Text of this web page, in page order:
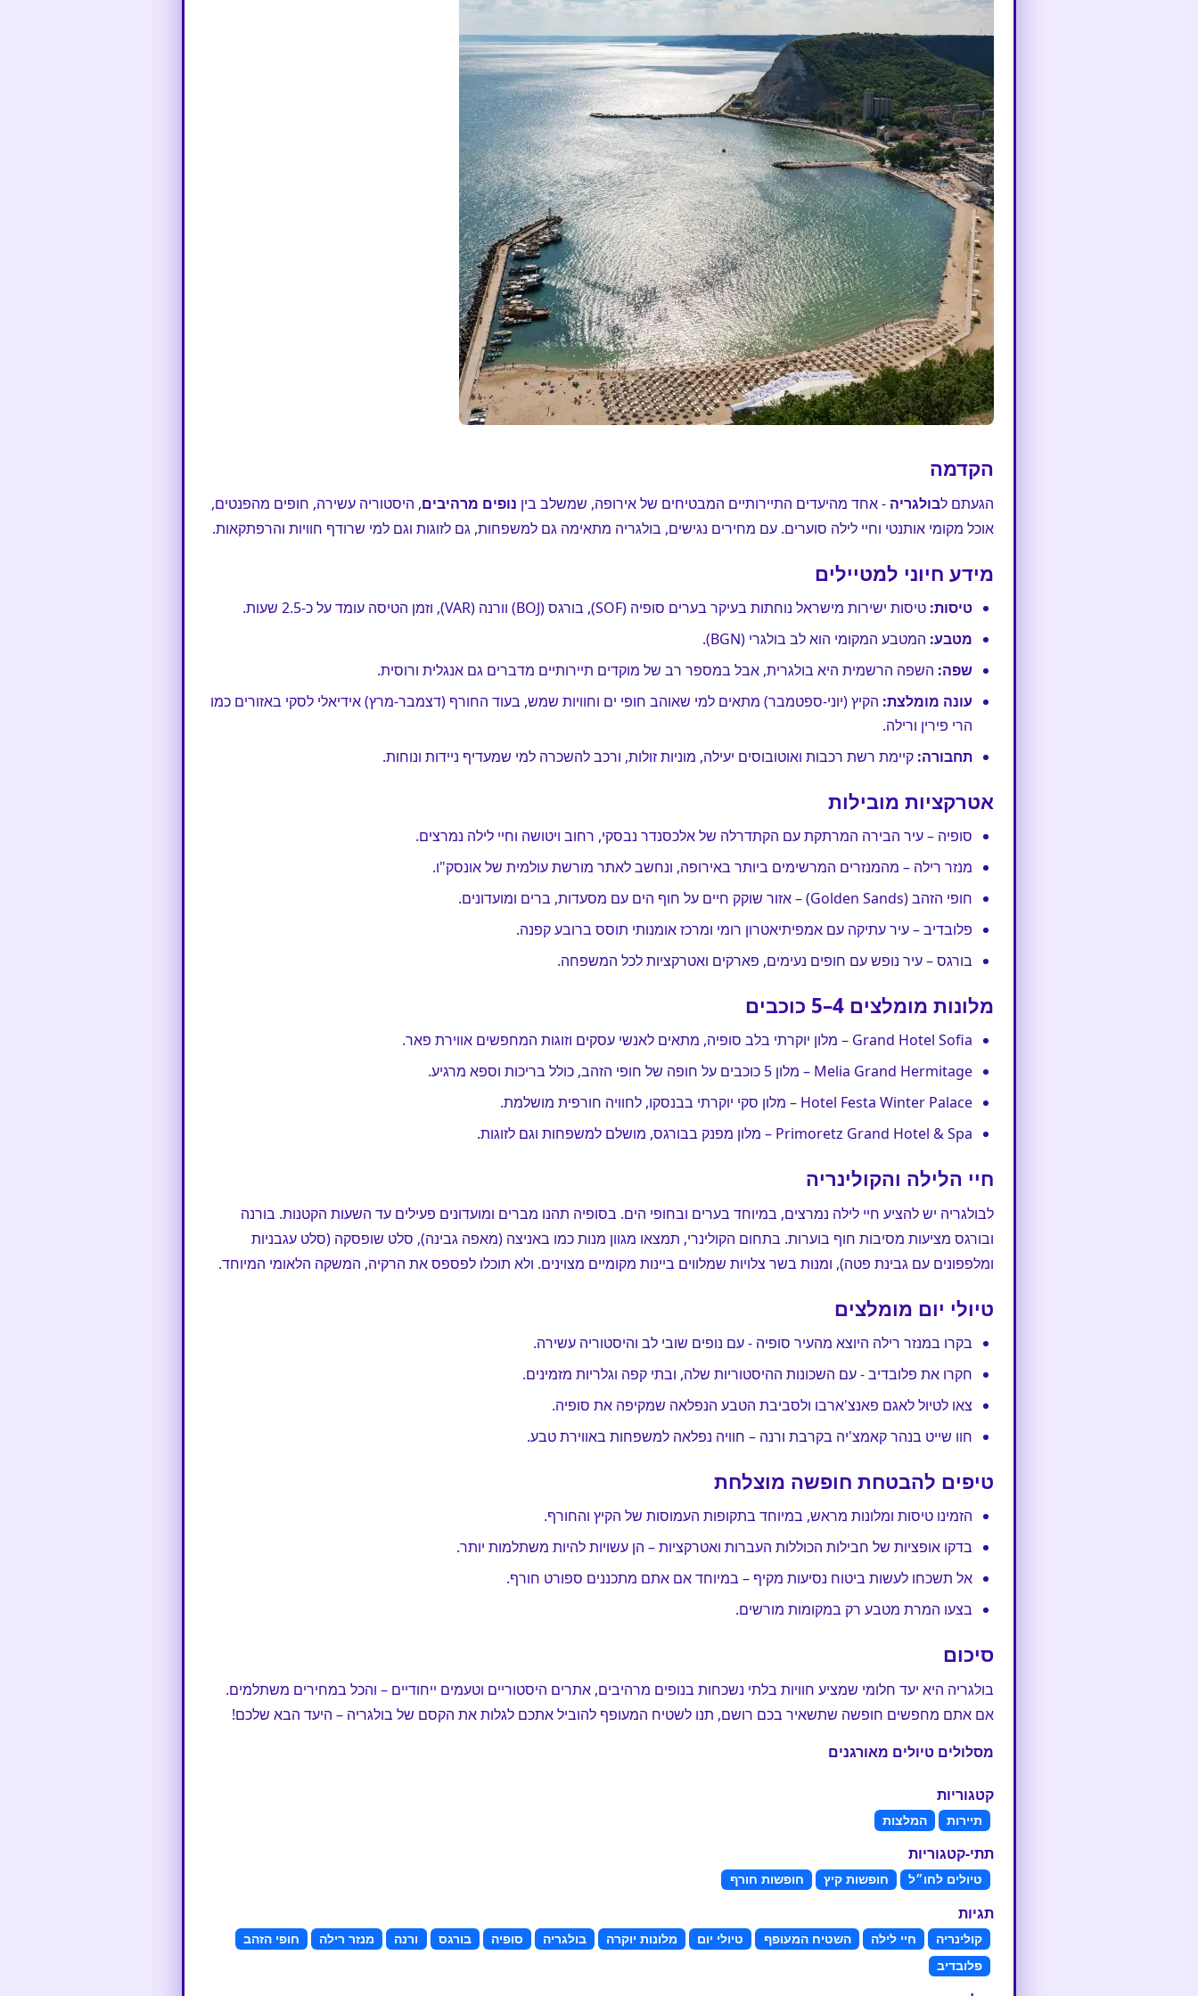
הקדמה
הגעתם לבולגריה - אחד מהיעדים התיירותיים המבטיחים של אירופה, שמשלב בין נופים מרהיבים, היסטוריה עשירה, חופים מהפנטים,
אוכל מקומי אותנטי וחיי לילה סוערים. עם מחירים נגישים, בולגריה מתאימה גם למשפחות, גם לזוגות וגם למי שרודף חוויות והרפתקאות.
מידע חיוני למטיילים
טיסות: טיסות ישירות מישראל נוחתות בעיקר בערים סופיה (SOF), בורגס (BOJ) וורנה (VAR), וזמן הטיסה עומד על כ-2.5 שעות.
מטבע: המטבע המקומי הוא לב בולגרי (BGN).
שפה: השפה הרשמית היא בולגרית, אבל במספר רב של מוקדים תיירותיים מדברים גם אנגלית ורוסית.
עונה מומלצת: הקיץ (יוני-ספטמבר) מתאים למי שאוהב חופי ים וחוויות שמש, בעוד החורף (דצמבר-מרץ) אידיאלי לסקי באזורים כמו
הרי פירין ורילה.
תחבורה: קיימת רשת רכבות ואוטובוסים יעילה, מוניות זולות, ורכב להשכרה למי שמעדיף ניידות ונוחות.
אטרקציות מובילות
סופיה – עיר הבירה המרתקת עם הקתדרלה של אלכסנדר נבסקי, רחוב ויטושה וחיי לילה נמרצים.
מנזר רילה – מהמנזרים המרשימים ביותר באירופה, ונחשב לאתר מורשת עולמית של אונסק"ו.
חופי הזהב (Golden Sands) – אזור שוקק חיים על חוף הים עם מסעדות, ברים ומועדונים.
פלובדיב – עיר עתיקה עם אמפיתיאטרון רומי ומרכז אומנותי תוסס ברובע קפנה.
בורגס – עיר נופש עם חופים נעימים, פארקים ואטרקציות לכל המשפחה.
מלונות מומלצים 4–5 כוכבים
Grand Hotel Sofia – מלון יוקרתי בלב סופיה, מתאים לאנשי עסקים וזוגות המחפשים אווירת פאר.
Melia Grand Hermitage – מלון 5 כוכבים על חופה של חופי הזהב, כולל בריכות וספא מרגיע.
Hotel Festa Winter Palace – מלון סקי יוקרתי בבנסקו, לחוויה חורפית מושלמת.
Primoretz Grand Hotel & Spa – מלון מפנק בבורגס, מושלם למשפחות וגם לזוגות.
חיי הלילה והקולינריה
לבולגריה יש להציע חיי לילה נמרצים, במיוחד בערים ובחופי הים. בסופיה תהנו מברים ומועדונים פעילים עד השעות הקטנות. בורנה
ובורגס מציעות מסיבות חוף בוערות. בתחום הקולינרי, תמצאו מגוון מנות כמו באניצה (מאפה גבינה), סלט שופסקה (סלט עגבניות
ומלפפונים עם גבינת פטה), ומנות בשר צלויות שמלווים ביינות מקומיים מצוינים. ולא תוכלו לפספס את הרקיה, המשקה הלאומי המיוחד.
טיולי יום מומלצים
בקרו במנזר רילה היוצא מהעיר סופיה - עם נופים שובי לב והיסטוריה עשירה.
חקרו את פלובדיב - עם השכונות ההיסטוריות שלה, ובתי קפה וגלריות מזמינים.
צאו לטיול לאגם פאנצ'ארבו ולסביבת הטבע הנפלאה שמקיפה את סופיה.
חוו שייט בנהר קאמצ'יה בקרבת ורנה – חוויה נפלאה למשפחות באווירת טבע.
טיפים להבטחת חופשה מוצלחת
הזמינו טיסות ומלונות מראש, במיוחד בתקופות העמוסות של הקיץ והחורף.
בדקו אופציות של חבילות הכוללות העברות ואטרקציות – הן עשויות להיות משתלמות יותר.
אל תשכחו לעשות ביטוח נסיעות מקיף – במיוחד אם אתם מתכננים ספורט חורף.
בצעו המרת מטבע רק במקומות מורשים.
סיכום
בולגריה היא יעד חלומי שמציע חוויות בלתי נשכחות בנופים מרהיבים, אתרים היסטוריים וטעמים ייחודיים – והכל במחירים משתלמים.
אם אתם מחפשים חופשה שתשאיר בכם רושם, תנו לשטיח המעופף להוביל אתכם לגלות את הקסם של בולגריה – היעד הבא שלכם!
מסלולים טיולים מאורגנים
קטגוריות
תיירות המלצות
תתי-קטגוריות
טיולים לחו״ל חופשות קיץ חופשות חורף
תגיות
קולינריה חיי לילה השטיח המעופף טיולי יום מלונות יוקרה בולגריה סופיה בורגס ורנה מנזר רילה
חופי הזהב
פלובדיב